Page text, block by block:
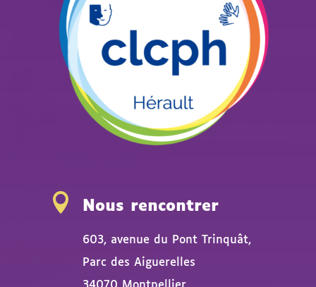
 Nous rencontrer
603, avenue du Pont Trinquât,
Parc des Aiguerelles